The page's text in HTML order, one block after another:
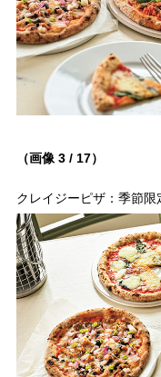
（画像 3 / 17）
クレイジーピザ：季節限